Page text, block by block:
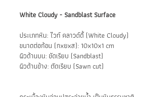
White Cloudy - Sandblast Surface
ประเภทหิน: ไวท์ คลาวด์ดี้ (White Cloudy)
ขนาดต่อก้อน (กxยxส): 10x10x1 cm
ผิวด้านบน: ขัดเรียบ (Sandblast)
ผิวด้านข้าง: ตัดเรียบ (Sawn cut)